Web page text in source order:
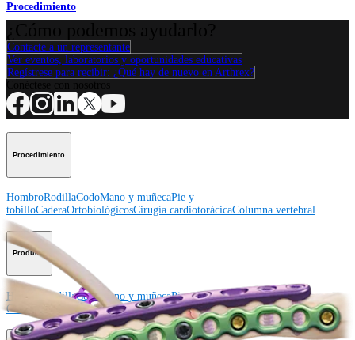
Procedimiento
Contacte a un representante
Ver eventos, laboratorios y oportunidades educativas
Regístrese para recibir: ¿Qué hay de nuevo en Arthrex?
Procedimiento
HombroRodillaCodoMano y muñecaPie y
tobilloCaderaOrtobiológicosCirugía cardiotorácicaColumna vertebral
Producto
Hombro RodillaCodoMano y muñecaPie y tobilloCaderaOrtobiológicos
Cirugía cardiotorácicaColumna vertebralImagen y resección